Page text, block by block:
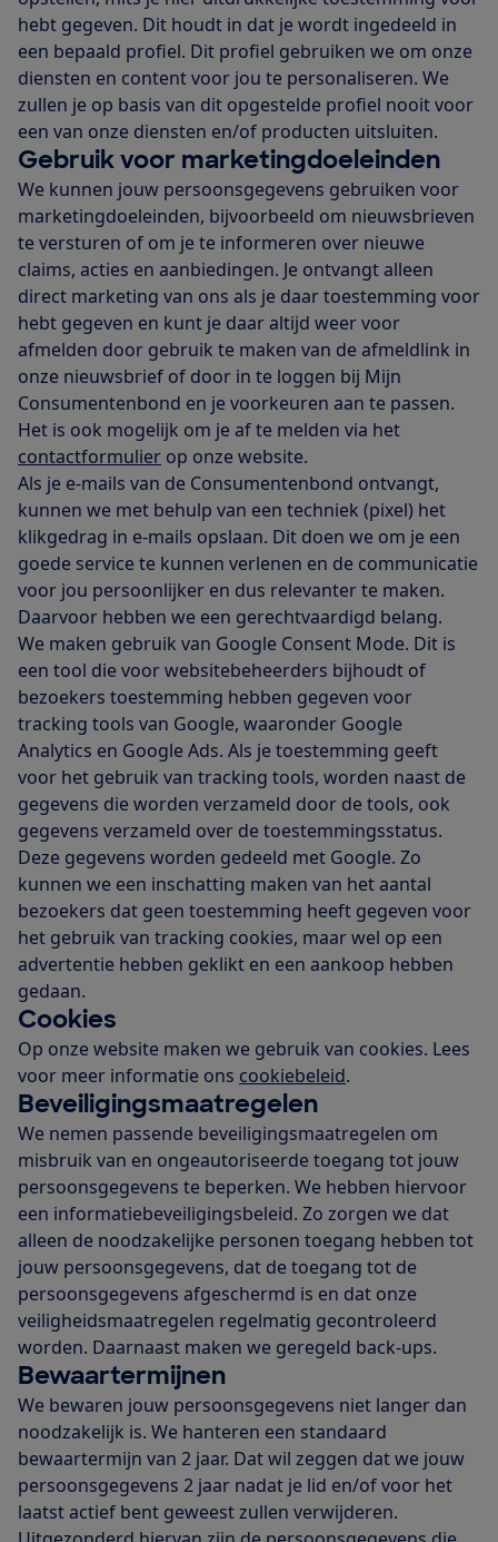
hebt gegeven. Dit houdt in dat je wordt ingedeeld in
een bepaald profiel. Dit profiel gebruiken we om onze
diensten en content voor jou te personaliseren. We
zullen je op basis van dit opgestelde profiel nooit voor
een van onze diensten en/of producten uitsluiten.
Gebruik voor marketingdoeleinden
We kunnen jouw persoonsgegevens gebruiken voor
marketingdoeleinden, bijvoorbeeld om nieuwsbrieven
te versturen of om je te informeren over nieuwe
claims, acties en aanbiedingen. Je ontvangt alleen
direct marketing van ons als je daar toestemming voor
hebt gegeven en kunt je daar altijd weer voor
afmelden door gebruik te maken van de afmeldlink in
onze nieuwsbrief of door in te loggen bij Mijn
Consumentenbond en je voorkeuren aan te passen.
Het is ook mogelijk om je af te melden via het
contactformulier op onze website.
Als je e-mails van de Consumentenbond ontvangt,
kunnen we met behulp van een techniek (pixel) het
klikgedrag in e-mails opslaan. Dit doen we om je een
goede service te kunnen verlenen en de communicatie
voor jou persoonlijker en dus relevanter te maken.
Daarvoor hebben we een gerechtvaardigd belang.
We maken gebruik van Google Consent Mode. Dit is
een tool die voor websitebeheerders bijhoudt of
bezoekers toestemming hebben gegeven voor
tracking tools van Google, waaronder Google
Analytics en Google Ads. Als je toestemming geeft
voor het gebruik van tracking tools, worden naast de
gegevens die worden verzameld door de tools, ook
gegevens verzameld over de toestemmingsstatus.
Deze gegevens worden gedeeld met Google. Zo
kunnen we een inschatting maken van het aantal
bezoekers dat geen toestemming heeft gegeven voor
het gebruik van tracking cookies, maar wel op een
advertentie hebben geklikt en een aankoop hebben
gedaan.
Cookies
Op onze website maken we gebruik van cookies. Lees
voor meer informatie ons cookiebeleid.
Beveiligingsmaatregelen
We nemen passende beveiligingsmaatregelen om
misbruik van en ongeautoriseerde toegang tot jouw
persoonsgegevens te beperken. We hebben hiervoor
een informatiebeveiligingsbeleid. Zo zorgen we dat
alleen de noodzakelijke personen toegang hebben tot
jouw persoonsgegevens, dat de toegang tot de
persoonsgegevens afgeschermd is en dat onze
veiligheidsmaatregelen regelmatig gecontroleerd
worden. Daarnaast maken we geregeld back-ups.
Bewaartermijnen
We bewaren jouw persoonsgegevens niet langer dan
noodzakelijk is. We hanteren een standaard
bewaartermijn van 2 jaar. Dat wil zeggen dat we jouw
persoonsgegevens 2 jaar nadat je lid en/of voor het
laatst actief bent geweest zullen verwijderen.